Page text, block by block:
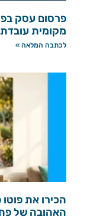
פרסום עסק
מקומית
לכתבה המלאה »
הכירו את
האהובה של